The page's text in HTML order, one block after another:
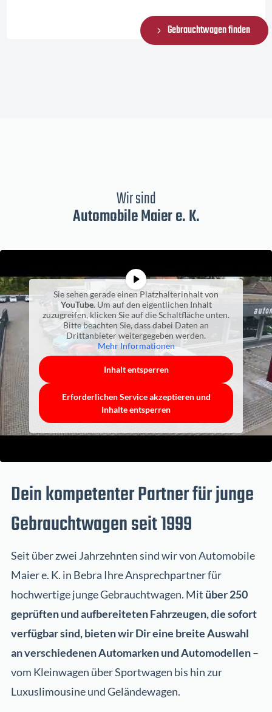
Gebrauchtwagen finden
Wir sind
Automobile Maier e. K.
Sie sehen gerade einen Platzhalterinhalt von
YouTube. Um auf den eigentlichen Inhalt
zuzugreifen, klicken Sie auf die Schaltfläche unten.
Bitte beachten Sie, dass dabei Daten an
Drittanbieter weitergegeben werden.
Mehr Informationen
Inhalt entsperren
Erforderlichen Service akzeptieren und
Inhalte entsperren
Dein kompetenter Partner für junge
Gebrauchtwagen seit 1999
Seit über zwei Jahrzehnten sind wir von Automobile
Maier e. K. in Bebra Ihre Ansprechpartner für
hochwertige junge Gebrauchtwagen. Mit über 250
geprüften und aufbereiteten Fahrzeugen, die sofort
verfügbar sind, bieten wir Dir eine breite Auswahl
an verschiedenen Automarken und Automodellen–
vom Kleinwagen über Sportwagen bis hin zur
Luxuslimousine und Geländewagen.